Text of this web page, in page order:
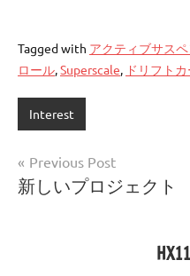
Tagged with アクティブサス
ロール,Superscale, ドリフトカ
Interest
投
稿
Previous Post
新しいプロジェクト